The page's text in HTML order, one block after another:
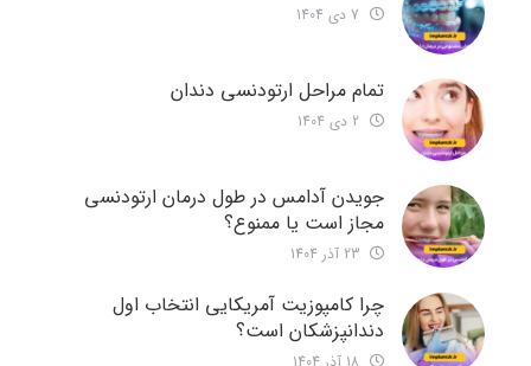
تمام مراحل ارتودنسی دندان
جویدن آدامس در طول درمان ارتودنسی
مجاز است یا ممنوع؟
چرا کامپوزیت آمریکایی انتخاب اول
دندانپزشکان است؟